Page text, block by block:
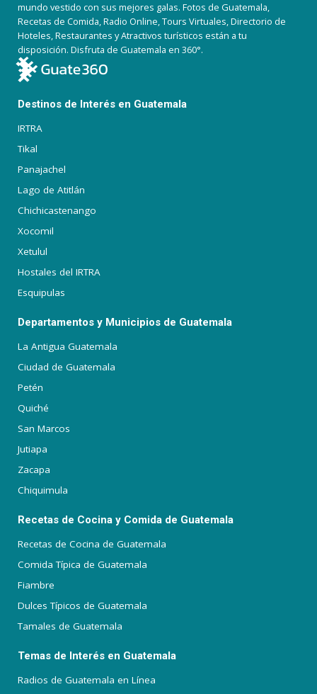
mundo vestido con sus mejores galas. Fotos de Guatemala,
Recetas de Comida, Radio Online, Tours Virtuales, Directorio de
Hoteles, Restaurantes y Atractivos turísticos están a tu
disposición. Disfruta de Guatemala en 360°.
Destinos de Interés en Guatemala
IRTRA
Tikal
Panajachel
Lago de Atitlán
Chichicastenango
Xocomil
Xetulul
Hostales del IRTRA
Esquipulas
Departamentos y Municipios de Guatemala
La Antigua Guatemala
Ciudad de Guatemala
Petén
Quiché
San Marcos
Jutiapa
Zacapa
Chiquimula
Recetas de Cocina y Comida de Guatemala
Recetas de Cocina de Guatemala
Comida Típica de Guatemala
Fiambre
Dulces Típicos de Guatemala
Tamales de Guatemala
Temas de Interés en Guatemala
Radios de Guatemala en Línea